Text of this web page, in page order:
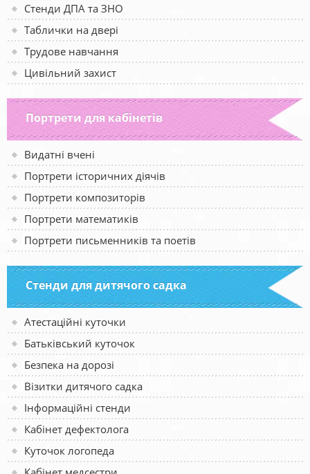
Стенди ДПА та ЗНО
Таблички на двері
Трудове навчання
Цивільний захист
Портрети для кабінетів
Видатні вчені
Портрети історичних діячів
Портрети композиторів
Портрети математиків
Портрети письменників та поетів
Стенди для дитячого садка
Атестаційні куточки
Батьківський куточок
Безпека на дорозі
Візитки дитячого садка
Інформаційні стенди
Кабінет дефектолога
Куточок логопеда